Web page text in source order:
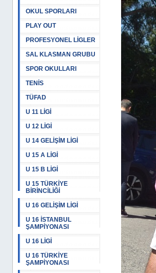
OKUL SPORLARI
PLAY OUT
PROFESYONEL LİGLER
SAL KLASMAN GRUBU
SPOR OKULLARI
TENİS
TÜFAD
U 11 LİGİ
U 12 LİGİ
U 14 GELİŞİM LİGİ
U 15 A LİGİ
U 15 B LİGİ
U 15 TÜRKİYE
BİRİNCİLİĞİ
U 16 GELİŞİM LİGİ
U 16 İSTANBUL
ŞAMPİYONASI
U 16 LİGİ
U 16 TÜRKİYE
ŞAMPİYONASI